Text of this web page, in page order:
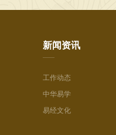
新闻资讯
工作动态
中华易学
易经文化